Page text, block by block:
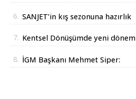
6. SANJET’in kış sezonuna hazırlık
ediyor.
7. Kentsel Dönüşümde yeni dönem
8. İGM Başkanı Mehmet Siper: